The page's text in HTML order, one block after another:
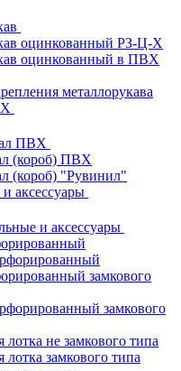
оцинкованный РЗ-Ц-Х
оцинкованный в ПВХ
металлорукава
ПВХ
(короб) ПВХ
(короб) "Рувинил"
аксессуары
и аксессуары
замкового
замкового
не замкового типа
замкового типа